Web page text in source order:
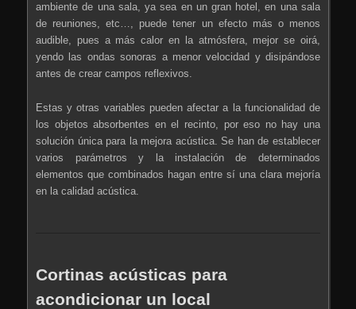
ambiente de una sala, ya sea en un gran hotel, en una sala
de reuniones, etc…, puede tener un efecto más o menos
audible, pues a más calor en la atmósfera, mejor se oirá,
yendo las ondas sonoras a menor velocidad y disipándose
antes de crear campos reflexivos.
Estas y otras variables pueden afectar a la funcionalidad de
los objetos absorbentes en el recinto, por eso no hay una
solución única para la mejora acústica. Se han de establecer
varios parámetros y la instalación de determinados
elementos que combinados hagan entre sí una clara mejoría
en la calidad acústica.
Cortinas acústicas para
acondicionar un local